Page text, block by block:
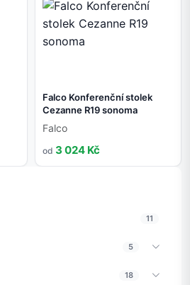
Falco Konferenční stolek
Cezanne R19 sonoma
Falco
od 3 024 Kč
11
5
18